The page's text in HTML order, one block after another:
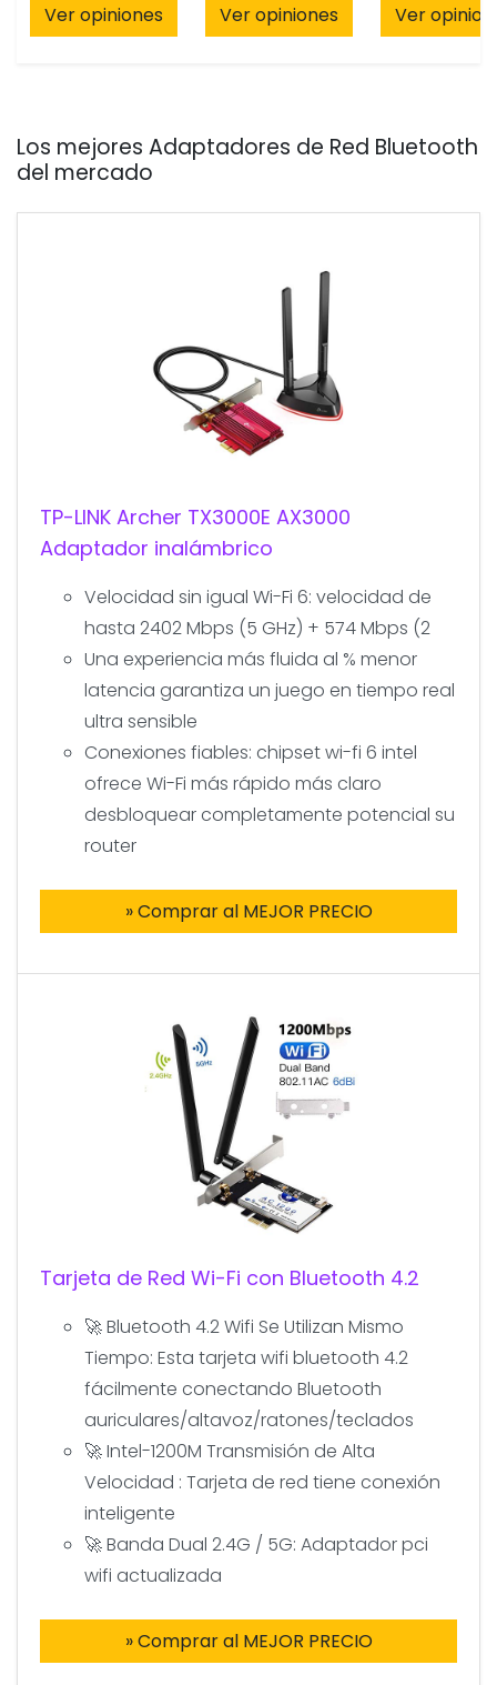
Ver opiniones Ver opiniones Ver
Los mejores Adaptadores de Red Bluetooth
del mercado
TP-LINK Archer TX3000E AX3000
Adaptador inalámbrico
Velocidad sin igual Wi-Fi 6: velocidad de
hasta 2402 Mbps (5 GHz) + 574 Mbps (2
Una experiencia más fluida al % menor
latencia garantiza un juego en tiempo real
ultra sensible
Conexiones fiables: chipset wi-fi 6 intel
ofrece Wi-Fi más rápido más claro
desbloquear completamente potencial su
router
» Comprar al MEJOR PRECIO
Tarjeta de Red Wi-Fi con Bluetooth 4.2
🚀 Bluetooth 4.2 Wifi Se Utilizan Mismo
Tiempo: Esta tarjeta wifi bluetooth 4.2
fácilmente conectando Bluetooth
auriculares/altavoz/ratones/teclados
🚀 Intel-1200M Transmisión de Alta
Velocidad : Tarjeta de red tiene conexión
inteligente
🚀 Banda Dual 2.4G / 5G: Adaptador pci
wifi actualizada
» Comprar al MEJOR PRECIO